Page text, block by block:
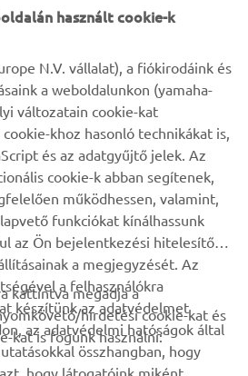
N.V. / Yamaha Motor Co., Ltd.
vagy nem
Motor Europe N.V.
Co., Ltd. kifejezett írásbeli
és tartsd be a helyi
használt cookie-k
N.V. vállalat), a fiókirodáink és
a weboldalunkon (yamaha-
változatain cookie-kat
khoz hasonló technikákat is,
és az adatgyűjtő jelek. Az
cookie-k abban segítenek,
működhessen, valamint,
funkciókat kínálhassunk
az Ön bejelentkezési hitelesítő
a megjegyzését. Az
a felhasználókra
készítünk az adatvédelmet
az adatvédelmi hatóságok által
összhangban, hogy
hogy látogatóink miként
kattintva megadja a
hirdetési cookie-kat és
kat is fogunk használni: